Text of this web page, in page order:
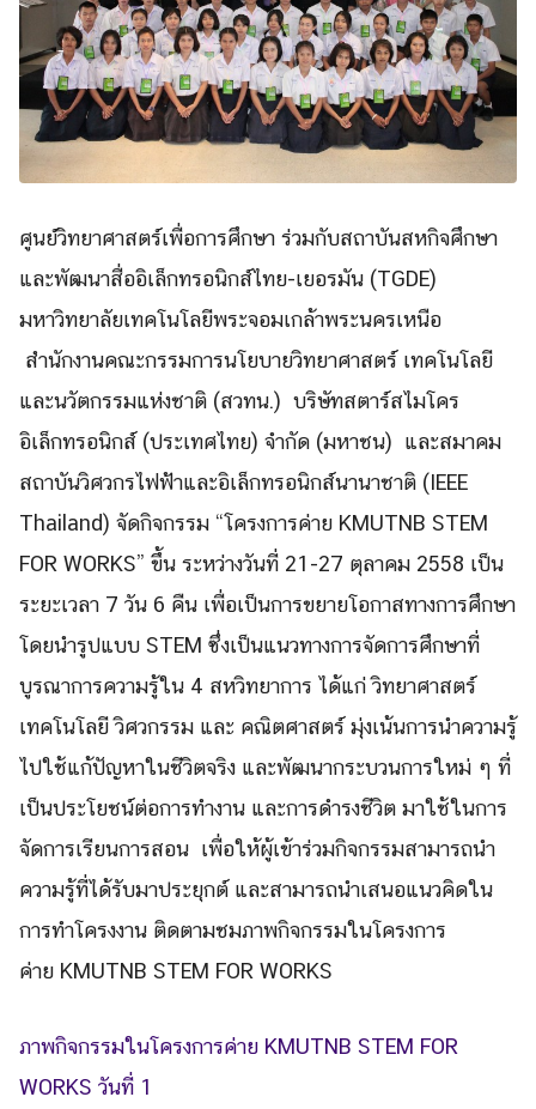
ศูนย์วิทยาศาสตร์เพื่อการศึกษา ร่วมกับสถาบันสหกิจศึกษา
และพัฒนาสื่ออิเล็กทรอนิกส์ไทย-เยอรมัน (TGDE)
มหาวิทยาลัยเทคโนโลยีพระจอมเกล้าพระนครเหนือ
สำนักงานคณะกรรมการนโยบายวิทยาศาสตร์ เทคโนโลยี
และนวัตกรรมแห่งชาติ (สวทน.) บริษัทสตาร์สไมโคร
อิเล็กทรอนิกส์ (ประเทศไทย) จำกัด (มหาชน) และสมาคม
สถาบันวิศวกรไฟฟ้าและอิเล็กทรอนิกส์นานาชาติ (IEEE
Thailand) จัดกิจกรรม “โครงการค่าย KMUTNB STEM
FOR WORKS” ขึ้น ระหว่างวันที่ 21-27 ตุลาคม 2558 เป็น
ระยะเวลา 7 วัน 6 คืน เพื่อเป็นการขยายโอกาสทางการศึกษา
โดยนำรูปแบบ STEM ซึ่งเป็นแนวทางการจัดการศึกษาที่
บูรณาการความรู้ใน 4 สหวิทยาการ ได้แก่ วิทยาศาสตร์
เทคโนโลยี วิศวกรรม และ คณิตศาสตร์ มุ่งเน้นการนำความรู้
ไปใช้แก้ปัญหาในชีวิตจริง และพัฒนากระบวนการใหม่ ๆ ที่
เป็นประโยชน์ต่อการทำงาน และการดำรงชีวิต มาใช้ในการ
จัดการเรียนการสอน เพื่อให้ผู้เข้าร่วมกิจกรรมสามารถนำ
ความรู้ที่ได้รับมาประยุกต์ และสามารถนำเสนอแนวคิดใน
การทำโครงงาน ติดตามชมภาพกิจกรรมในโครงการ
ค่าย KMUTNB STEM FOR WORKS
ภาพกิจกรรมในโครงการค่าย KMUTNB STEM FOR
WORKS วันที่ 1